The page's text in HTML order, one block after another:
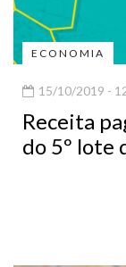
ECONOMIA
15/10/2019 -
Receita
do 5º lote